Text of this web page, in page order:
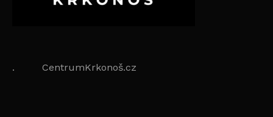
. CentrumKrkonoš.cz